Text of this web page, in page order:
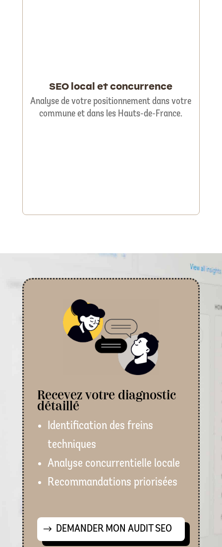
SEO local et concurrence
Analyse de votre positionnement dans votre
commune et dans les Hauts-de-France.
Recevez votre diagnostic
détaillé
Identification des freins
techniques
Analyse concurrentielle locale
Recommandations priorisées
DEMANDER MON AUDIT SEO